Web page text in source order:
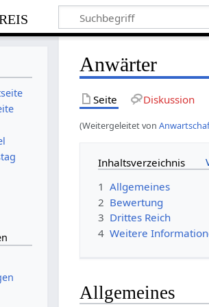
Anwärter
Seite Diskussion
(Weitergeleitet von
Inhaltsverzeichnis
1 Allgemeines
2 Bewertung
3 Drittes Reich
4 Weitere
Allgemeines